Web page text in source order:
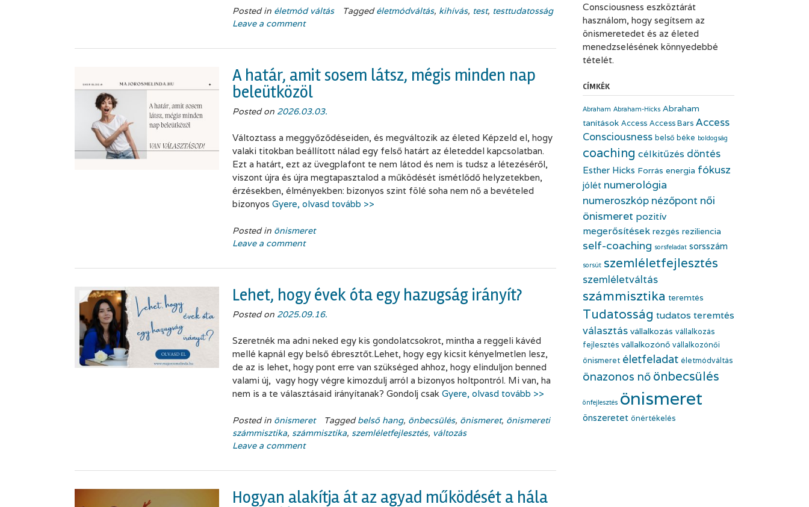
Posted in életmód váltás Taggedéletmódváltás, kihívás, test, testtudatosság
Leave a comment
A határ, amit sosem látsz, mégis minden nap
beleütközöl
Posted on 2026.03.03.
Változtass a meggyőződéseiden, és megváltozik az életed Képzeld el, hogy
valaki titokban beállított nálad egy felső határt az életeddel kapcsolatban.
Ezt a határt, ezt az üvegplafont te nem látod és nem is tudsz a létezéséről,
viszont újra és újra megtapasztalod a működését ismétlődő helyzetekben,
érzésekben, élményekben: bizonyos szint fölé soha nem nő a bevételed
bizonyos Gyere, olvasd tovább >>
Posted in önismeret
Leave a comment
Lehet, hogy évek óta egy hazugság irányít?
Posted on 2025.09.16.
Szeretnék ma adni neked egy kis gondolatcsokrot, mintha a reggeli kávéd
mellé kapnál egy belső ébresztőt.Lehet, hogy egy kicsit kényelmetlen lesz,
de az is lehet, hogy pont erre van szükséged ahhoz, hogy elinduljon benned
valami új, vagy hogy végre kimozdulj arról a bizonyos holtpontról. Mi van, ha
nem is a te választásaid irányítanak? Gondolj csak Gyere, olvasd tovább >>
Posted in önismeret Taggedbelső hang, önbecsülés, önismeret, önismereti
számmisztika, számmisztika, szemléletfejlesztés, változás
Leave a comment
Hogyan alakítja át az agyad működését a hála
Consciousness eszköztárát
használom, hogy segítsem az
önismeretedet és az életed
menedzselésének könnyedebbé
tételét.
CÍMKÉK
Abraham Abraham-Hicks Abraham
tanítások Access Access Bars Access
Consciousness belső béke boldogság
coaching célkitűzés döntés
Esther Hicks Forrás energia fókusz
jólét numerológia
numeroszkóp nézőpont női
önismeret pozitív
megerősítések rezgés reziliencia
self-coaching sorsfeladat sorsszám
sorsút szemléletfejlesztés
szemléletváltás
számmisztika teremtés
Tudatosság tudatos teremtés
választás vállalkozás vállalkozás
fejlesztés vállalkozónő vállalkozónői
önismeret életfeladat életmódváltás
önazonos nő önbecsülés
önfejlesztés önismeret
önszeretet önértékelés